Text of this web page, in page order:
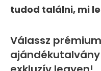
tudod találni, mi
Válassz